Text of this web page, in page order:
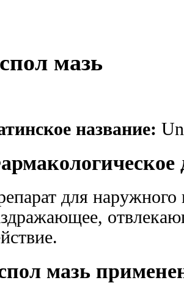
мазь
название:
для
мазь